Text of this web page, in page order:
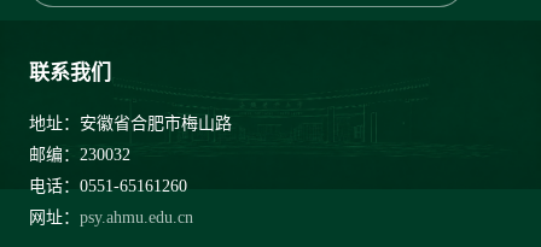
联系我们
地址：安徽省合肥市梅山路
邮编：230032
电话：0551-65161260
网址： psy.ahmu.edu.cn